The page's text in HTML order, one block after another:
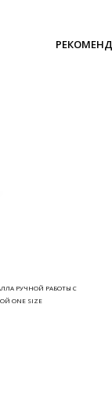
РУЧНОЙ РАБОТЫ С
ONE SIZE